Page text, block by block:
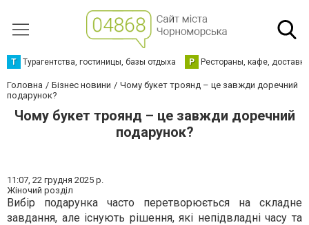
Т Турагентства, гостиницы, базы отдыха Р Рестораны, кафе,
Головна Бізнес новини
Чому букет троянд – це завжди доречний
подарунок?
Чому букет троянд – це завжди доречний
подарунок?
11:07, 22 грудня 2025 р.
Жіночий розділ
Вибір подарунка часто перетворюється на складне
завдання, але існують рішення, які непідвладні часу та